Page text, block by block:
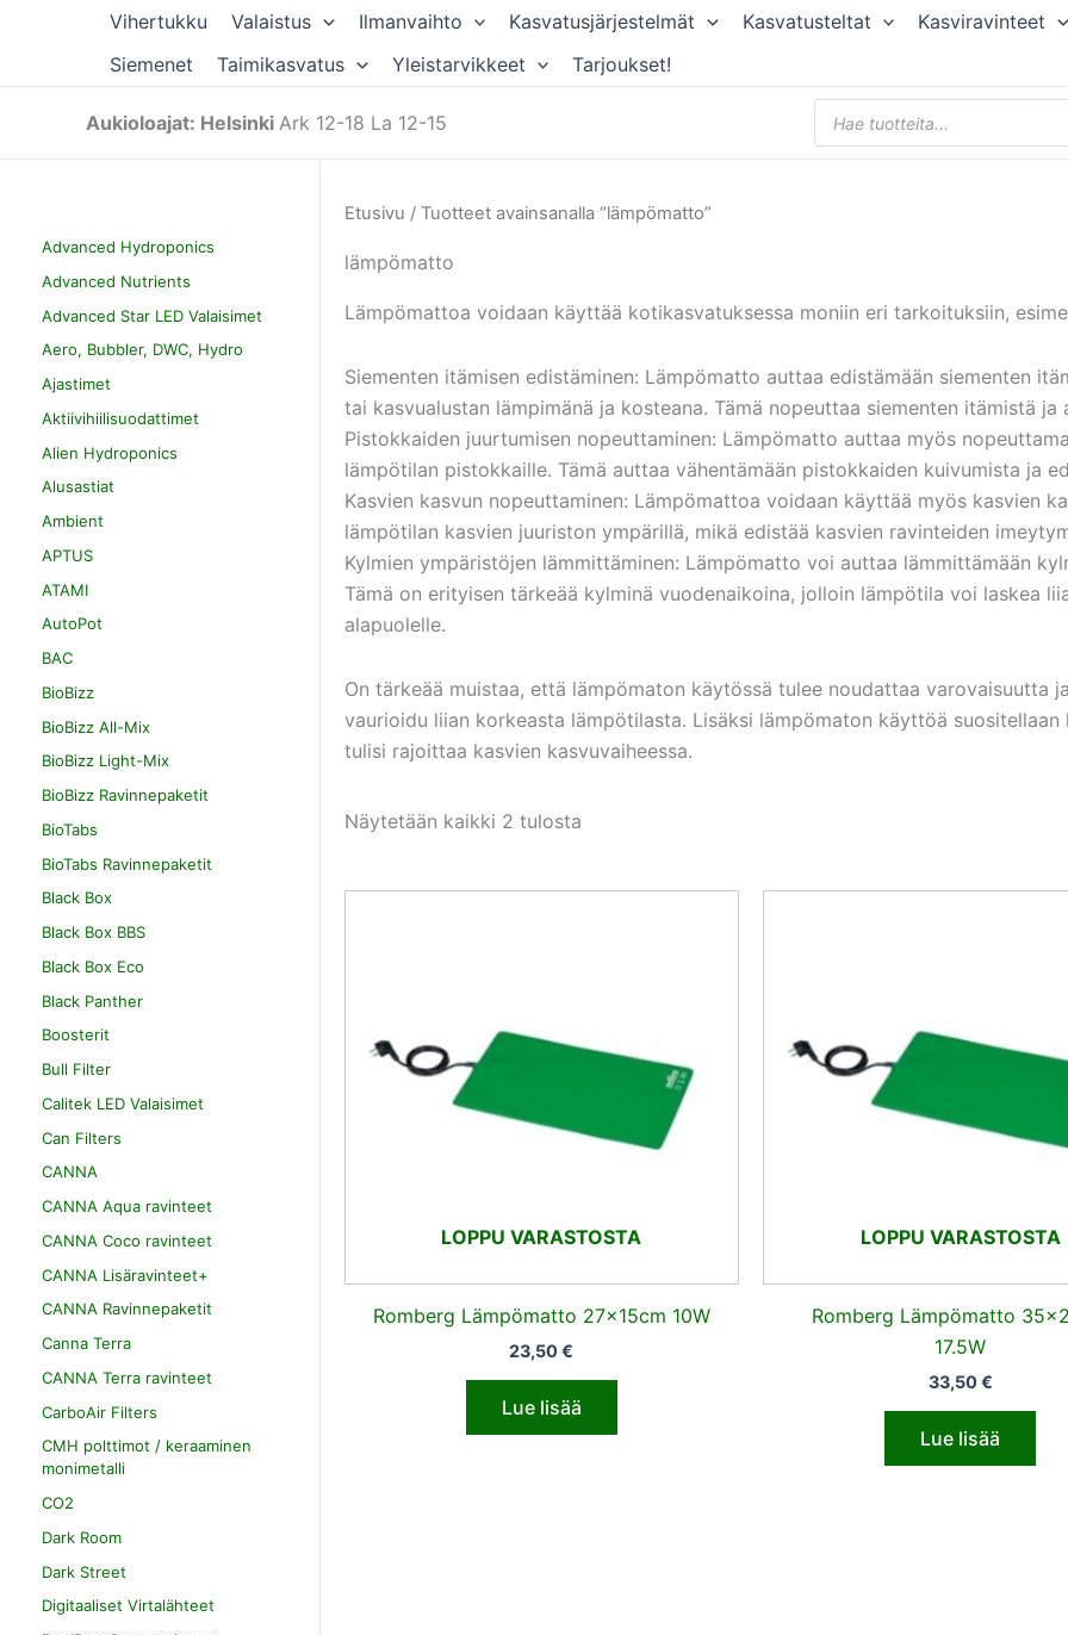
Vihertukku Valaistus Ilmanvaihto Kasvatusjärjestelmät Kasvatusteltat
Kasviravinteet
Siemenet
Taimikasvatus Yleistarvikkeet Tarjoukset!
Aukioloajat: Helsinki Ark 12-18 La 12-15
Products
search
Advanced Hydroponics
Advanced Nutrients
Advanced Star LED Valaisimet
Aero, Bubbler, DWC, Hydro
Ajastimet
Aktiivihiilisuodattimet
Alien Hydroponics
Alusastiat
Ambient
APTUS
ATAMI
AutoPot
BAC
BioBizz
BioBizz All-Mix
BioBizz Light-Mix
BioBizz Ravinnepaketit
BioTabs
BioTabs Ravinnepaketit
Black Box
Black Box BBS
Black Box Eco
Black Panther
Boosterit
Bull Filter
Calitek LED Valaisimet
Can Filters
CANNA
CANNA Aqua ravinteet
CANNA Coco ravinteet
CANNA Lisäravinteet+
CANNA Ravinnepaketit
Canna Terra
CANNA Terra ravinteet
CarboAir Filters
CMH polttimot / keraaminen
monimetalli
CO2
Dark Room
Dark Street
Digitaaliset Virtalähteet
Etusivu / Tuotteet avainsanalla “lämpömatto”
lämpömatto
Lämpömattoa voidaan käyttää kotikasvatuksessa moniin eri tarkoituksiin,
Siementen itämisen edistäminen: Lämpömatto auttaa edistämään siementen
tai kasvualustan lämpimänä ja kosteana. Tämä nopeuttaa siementen itämistä
Pistokkaiden juurtumisen nopeuttaminen: Lämpömatto auttaa myös
lämpötilan pistokkaille. Tämä auttaa vähentämään pistokkaiden kuivumista ja
Kasvien kasvun nopeuttaminen: Lämpömattoa voidaan käyttää myös kasvien
lämpötilan kasvien juuriston ympärillä, mikä edistää kasvien ravinteiden
Kylmien ympäristöjen lämmittäminen: Lämpömatto voi auttaa lämmittämään
Tämä on erityisen tärkeää kylminä vuodenaikoina, jolloin lämpötila voi laskea
alapuolelle.
On tärkeää muistaa, että lämpömaton käytössä tulee noudattaa varovaisuutta
vaurioidu liian korkeasta lämpötilasta. Lisäksi lämpömaton käyttöä
tulisi rajoittaa kasvien kasvuvaiheessa.
Näytetään kaikki 2 tulosta
LOPPU VARASTOSTA
Romberg Lämpömatto 27x15cm 10W
23,50€
Lue lisää
LOPPU VARASTOSTA
Romberg Lämpömatto
17.5W
33,50€
Lue lisää